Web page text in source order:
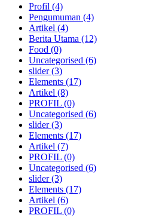
Profil (4)
Pengumuman (4)
Artikel (4)
Berita Utama (12)
Food (0)
Uncategorised (6)
slider(3)
Elements (17)
Artikel (8)
PROFIL (0)
Uncategorised (6)
slider(3)
Elements (17)
Artikel (7)
PROFIL (0)
Uncategorised (6)
slider(3)
Elements (17)
Artikel (6)
PROFIL (0)